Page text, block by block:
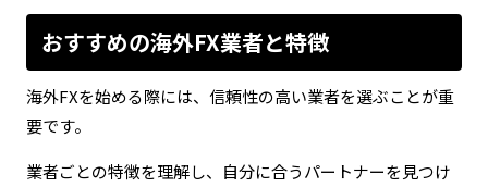
おすすめの海外FX業者と特徴
海外FXを始める際には、信頼性の高い業者を選ぶことが重
要です。
業者ごとの特徴を理解し、自分に合うパートナーを見つけ